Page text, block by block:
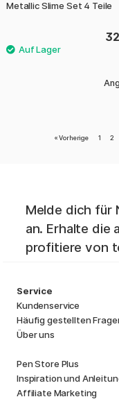
Metallic Slime Set 4 Teile
« Vorherige 1 2
Melde dich für
an. Erhalte die
profitiere von
Service
Kundenservice
Häufig gestellten
Über uns
Pen Store Plus
Inspiration und
Affiliate Marketing